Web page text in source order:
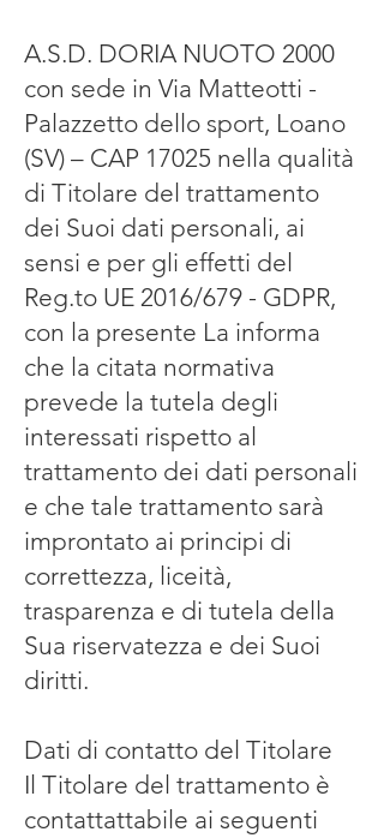
A.S.D. DORIA NUOTO 2000
con sede in Via Matteotti -
Palazzetto dello sport, Loano
(SV) – CAP 17025 nella qualità
di Titolare del trattamento
dei Suoi dati personali, ai
sensi e per gli effetti del
Reg.to UE 2016/679 - GDPR,
con la presente La informa
che la citata normativa
prevede la tutela degli
interessati rispetto al
trattamento dei dati personali
e che tale trattamento sarà
improntato ai principi di
correttezza, liceità,
trasparenza e di tutela della
Sua riservatezza e dei Suoi
diritti.
Dati di contatto del Titolare
Il Titolare del trattamento è
contattattabile ai seguenti